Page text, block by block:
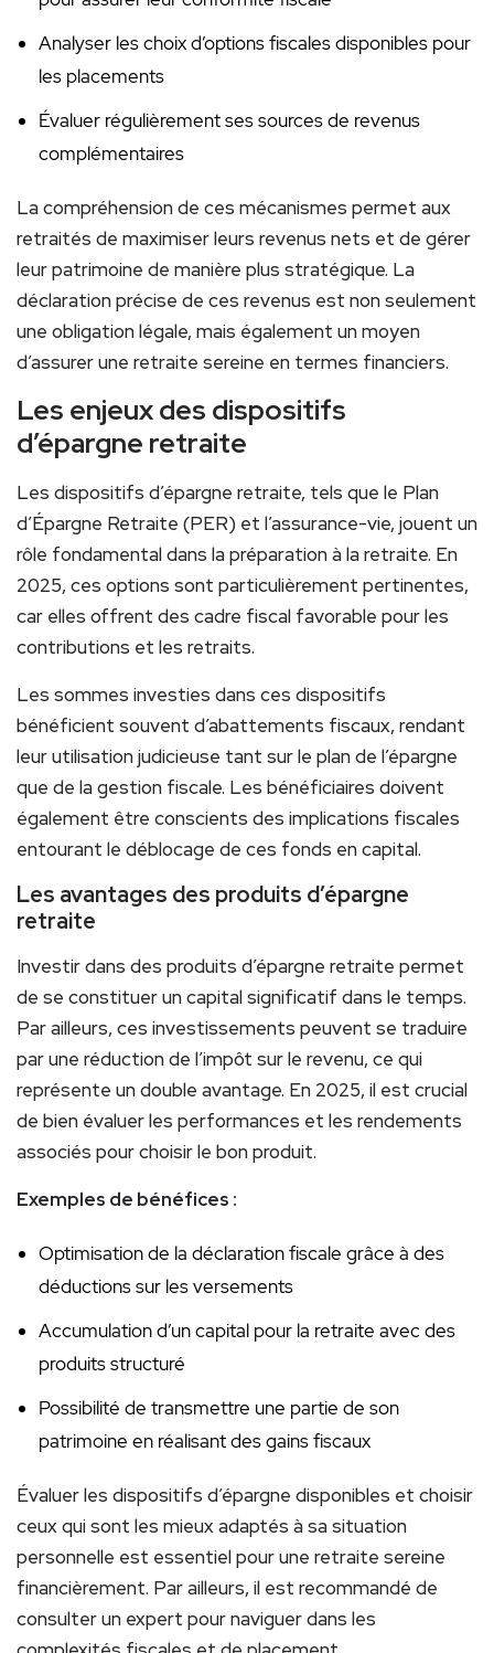
Analyser les choix d’options fiscales disponibles pour
les placements
Évaluer régulièrement ses sources de revenus
complémentaires
La compréhension de ces mécanismes permet aux
retraités de maximiser leurs revenus nets et de gérer
leur patrimoine de manière plus stratégique. La
déclaration précise de ces revenus est non seulement
une obligation légale, mais également un moyen
d’assurer une retraite sereine en termes financiers.
Les enjeux des dispositifs
d’épargne retraite
Les dispositifs d’épargne retraite, tels que le Plan
d’Épargne Retraite (PER) et l’assurance-vie, jouent un
rôle fondamental dans la préparation à la retraite. En
2025, ces options sont particulièrement pertinentes,
car elles offrent des cadre fiscal favorable pour les
contributions et les retraits.
Les sommes investies dans ces dispositifs
bénéficient souvent d’abattements fiscaux, rendant
leur utilisation judicieuse tant sur le plan de l’épargne
que de la gestion fiscale. Les bénéficiaires doivent
également être conscients des implications fiscales
entourant le déblocage de ces fonds en capital.
Les avantages des produits d’épargne
retraite
Investir dans des produits d’épargne retraite permet
de se constituer un capital significatif dans le temps.
Par ailleurs, ces investissements peuvent se traduire
par une réduction de l’impôt sur le revenu, ce qui
représente un double avantage. En 2025, il est crucial
de bien évaluer les performances et les rendements
associés pour choisir le bon produit.
Exemples de bénéfices :
Optimisation de la déclaration fiscale grâce à des
déductions sur les versements
Accumulation d’un capital pour la retraite avec des
produits structuré
Possibilité de transmettre une partie de son
patrimoine en réalisant des gains fiscaux
Évaluer les dispositifs d’épargne disponibles et choisir
ceux qui sont les mieux adaptés à sa situation
personnelle est essentiel pour une retraite sereine
financièrement. Par ailleurs, il est recommandé de
consulter un expert pour naviguer dans les